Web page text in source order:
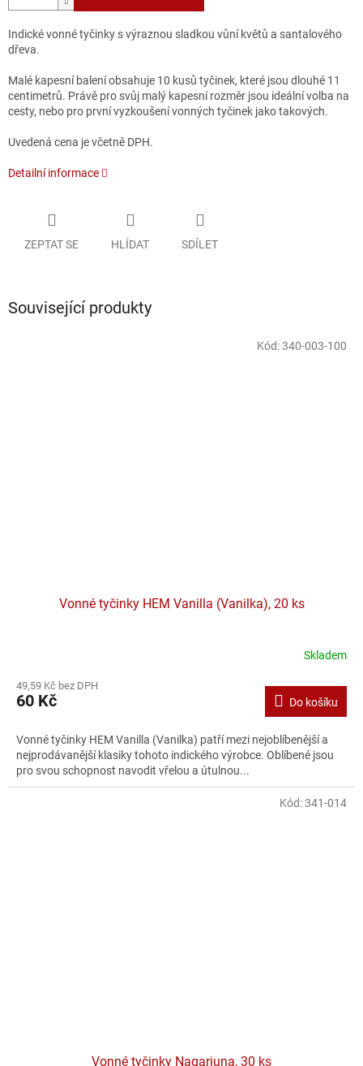
Indické vonné tyčinky s výraznou sladkou vůní květů a santalového
dřeva.
Malé kapesní balení obsahuje 10 kusů tyčinek, které jsou dlouhé 11
centimetrů. Právě pro svůj malý kapesní rozměr jsou ideální volba na
cesty, nebo pro první vyzkoušení vonných tyčinek jako takových.
Uvedená cena je včetně DPH.
Detailní informace
ZEPTAT SE HLÍDAT SDÍLET
Související produkty
Vonné tyčinky HEM Vanilla (Vanilka), 20 ks
Skladem
49,59 Kč bez DPH
60 Kč Do košíku
Vonné tyčinky HEM Vanilla (Vanilka) patří mezi nejoblíbenější a
nejprodávanější klasiky tohoto indického výrobce. Oblíbené jsou
pro svou schopnost navodit vřelou a útulnou...
Kód:340-003-100
Vonné tyčinky Nagarjuna, 30 ks
Kód:341-014